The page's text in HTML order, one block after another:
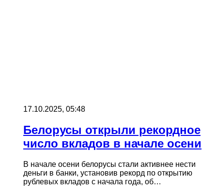
17.10.2025, 05:48
Белорусы открыли рекордное
число вкладов в начале осени
В начале осени белорусы стали активнее нести
деньги в банки, установив рекорд по открытию
рублевых вкладов с начала года, об…